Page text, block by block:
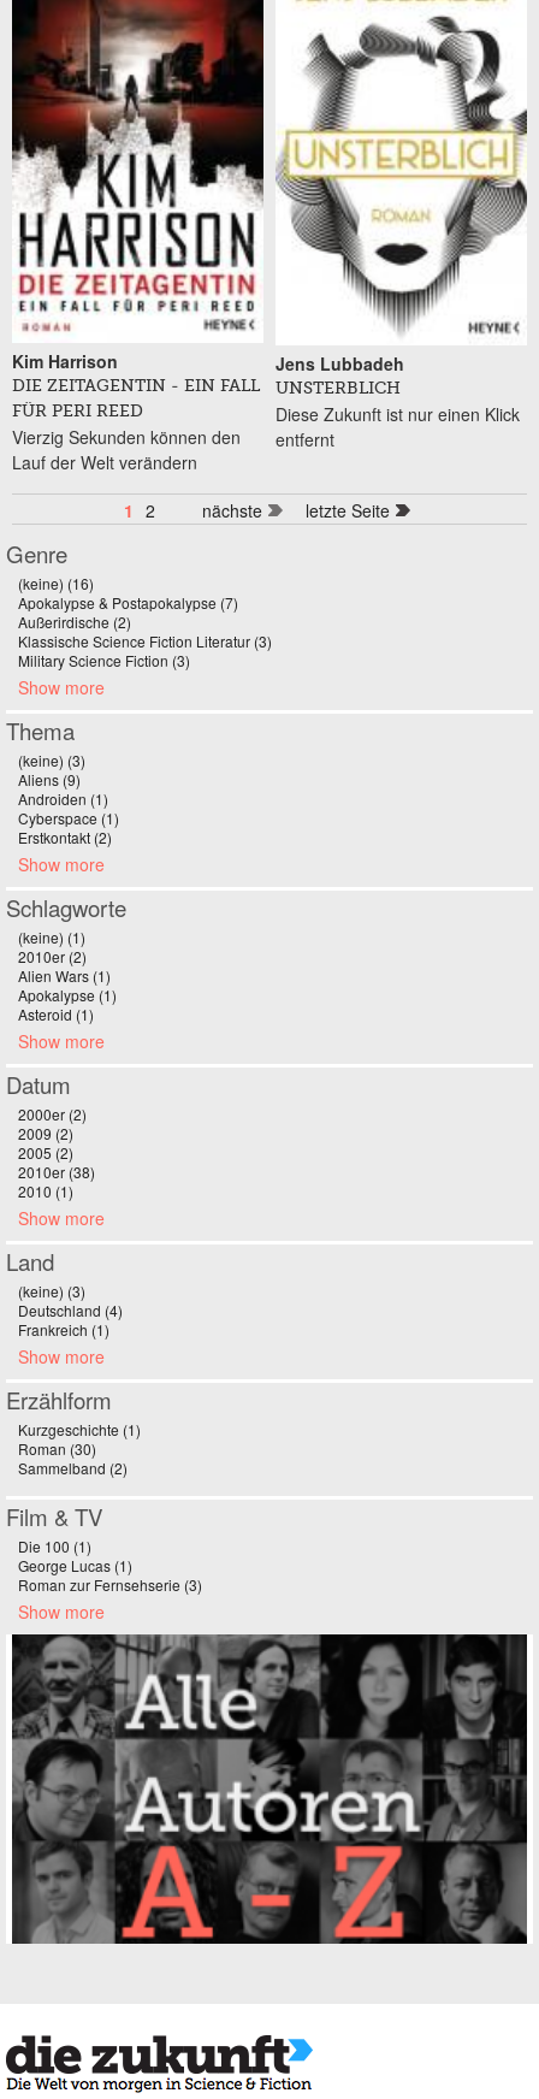
Kim Harrison
DIE ZEITAGENTIN - EIN FALL
FÜR PERI REED
Vierzig Sekunden können den
Lauf der Welt verändern
Jens Lubbadeh
UNSTERBLICH
Diese Zukunft ist nur einen Klick
entfernt
1 2 nächste letzte Seite
Genre
(keine) (16)
Apokalypse & Postapokalypse (7)
Außerirdische (2)
Klassische Science Fiction Literatur (3)
Military Science Fiction (3)
Show more
Thema
(keine) (3)
Aliens (9)
Androiden (1)
Cyberspace (1)
Erstkontakt (2)
Show more
Schlagworte
(keine) (1)
2010er (2)
Alien Wars (1)
Apokalypse (1)
Asteroid (1)
Show more
Datum
2000er (2)
2009 (2)
2005 (2)
2010er (38)
2010 (1)
Show more
Land
(keine) (3)
Deutschland (4)
Frankreich (1)
Show more
Erzählform
Kurzgeschichte (1)
Roman (30)
Sammelband (2)
Film & TV
Die 100 (1)
George Lucas (1)
Roman zur Fernsehserie (3)
Show more